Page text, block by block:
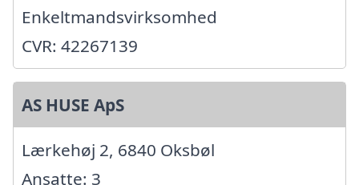
Enkeltmandsvirksomhed
CVR: 42267139
AS HUSE ApS
Lærkehøj 2, 6840 Oksbøl
Ansatte: 3